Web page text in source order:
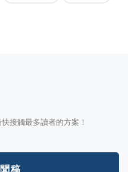
接觸最多讀者的方案！